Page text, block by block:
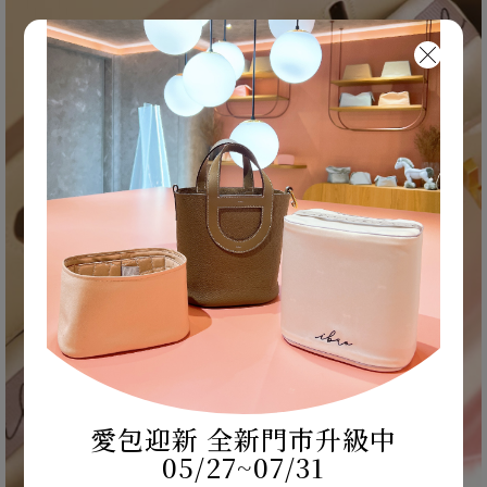
愛包枕
愛包迎新 全新門市升級中
05/27~07/31